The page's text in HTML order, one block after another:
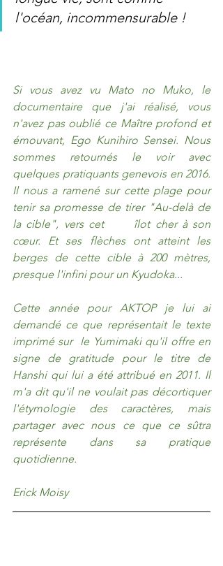
l'océan, incommensurable !
Si vous avez vu Mato no Muko, le
documentaire que j'ai réalisé, vous
n'avez pas oublié ce Maître profond et
émouvant, Ego Kunihiro Sensei. Nous
sommes retournés le voir avec
quelques pratiquants genevois en 2016.
Il nous a ramené sur cette plage pour
tenir sa promesse de tirer "Au-delà de
la cible", vers cet      îlot cher à son
cœur. Et ses flèches ont atteint les
berges de cette cible à 200 mètres,
presque l'infini pour un Kyudoka...
Cette année pour AKTOP je lui ai
demandé ce que représentait le texte
imprimé sur  le Yumimaki qu'il offre en
signe de gratitude pour le titre de
Hanshi qui lui a été attribué en 2011. Il
m'a dit qu'il ne voulait pas décortiquer
l'étymologie des caractères, mais
partager avec nous ce que ce sûtra
représente dans sa pratique
quotidienne.
Erick Moisy